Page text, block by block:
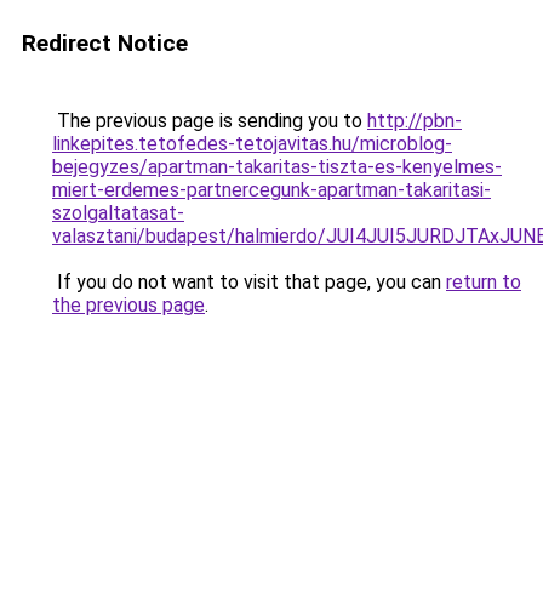
Redirect Notice
The previous page is sending you to http://pbn-
linkepites.tetofedes-tetojavitas.hu/microblog-
bejegyzes/apartman-takaritas-tiszta-es-kenyelmes-
miert-erdemes-partnercegunk-apartman-takaritasi-
szolgaltatasat-
valasztani/budapest/halmierdo/
If you do not want to visit that page, you can return to
the previous page.